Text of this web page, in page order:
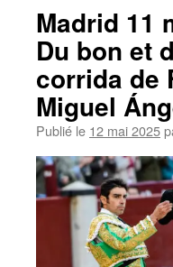
Madrid 11
Du bon et
corrida de
Miguel
Publié le 12 mai 2025